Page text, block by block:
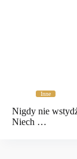
Inne
Nigdy nie
Niech …